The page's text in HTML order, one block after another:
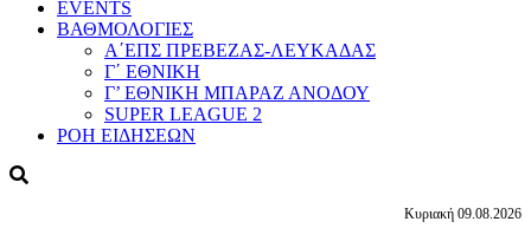
EVENTS
ΒΑΘΜΟΛΟΓΙΕΣ
Α΄ΕΠΣ ΠΡΕΒΕΖΑΣ-ΛΕΥΚΑΔΑΣ
Γ΄ ΕΘΝΙΚΗ
Γ’ ΕΘΝΙΚΗ ΜΠΑΡΑΖ ΑΝΟΔΟΥ
SUPER LEAGUE 2
ΡΟΗ ΕΙΔΗΣΕΩΝ
Κυριακή 09.08.2026